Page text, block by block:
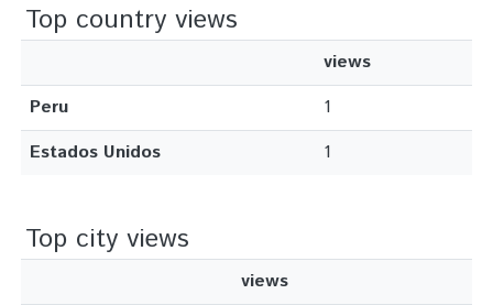
Top country views
views
Peru
1
Estados Unidos
1
Top city views
views